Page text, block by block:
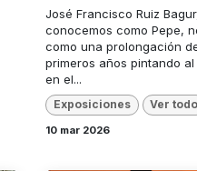
José Francisco Ruiz
conocemos como Pepe,
como una prolongación
primeros años pintando
en el...
Exposiciones Ver todo
10 mar 2026